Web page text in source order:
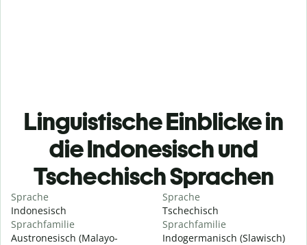
Linguistische Einblicke in
die Indonesisch und
Tschechisch Sprachen
Sprache
Indonesisch
Sprachfamilie
Austronesisch (Malayo-
Sprache
Tschechisch
Sprachfamilie
Indogermanisch (Slawisch)